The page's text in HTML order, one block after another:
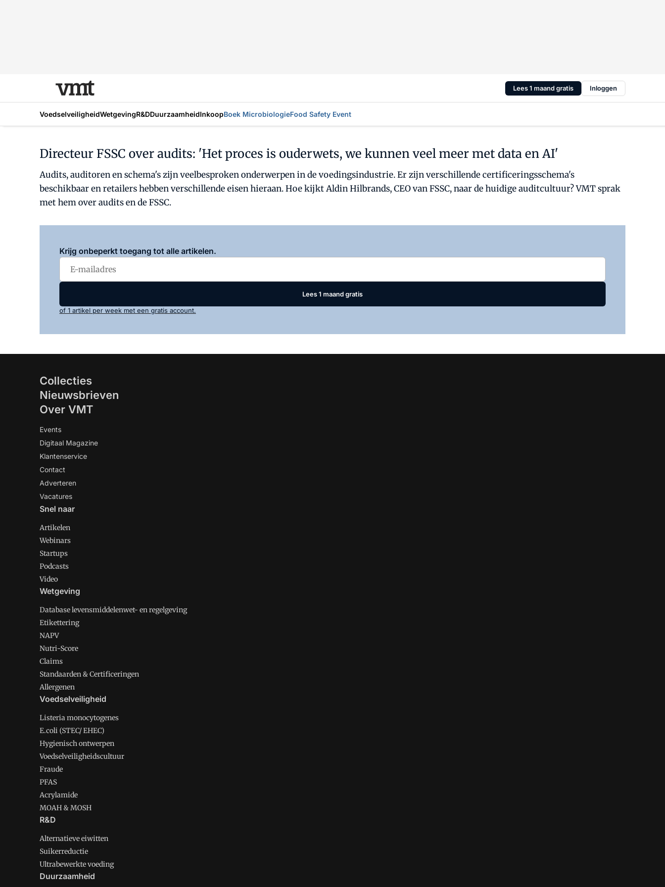
Lees 1 maand gratis Inloggen
VoedselveiligheidWetgevingR&DDuurzaamheidInkoopBoek MicrobiologieFood Safety Event
Directeur FSSC over audits: 'Het proces is ouderwets, we kunnen veel meer met data en AI'
Audits, auditoren en schema's zijn veelbesproken onderwerpen in de voedingsindustrie. Er zijn verschillende certificeringsschema's
beschikbaar en retailers hebben verschillende eisen hieraan. Hoe kijkt Aldin Hilbrands, CEO van FSSC, naar de huidige auditcultuur? VMT sprak
met hem over audits en de FSSC.
Krijg onbeperkt toegang tot alle artikelen.
Lees 1 maand gratis
of 1 artikel per week met een gratis account.
Collecties
Nieuwsbrieven
Over VMT
Events
Digitaal Magazine
Klantenservice
Contact
Adverteren
Vacatures
Snel naar
Artikelen
Webinars
Startups
Podcasts
Video
Wetgeving
Database levensmiddelenwet- en regelgeving
Etikettering
NAPV
Nutri-Score
Claims
Standaarden & Certificeringen
Allergenen
Voedselveiligheid
Listeria monocytogenes
E.coli (STEC/ EHEC)
Hygienisch ontwerpen
Voedselveiligheidscultuur
Fraude
PFAS
Acrylamide
MOAH & MOSH
R&D
Alternatieve eiwitten
Suikerreductie
Ultrabewerkte voeding
Duurzaamheid